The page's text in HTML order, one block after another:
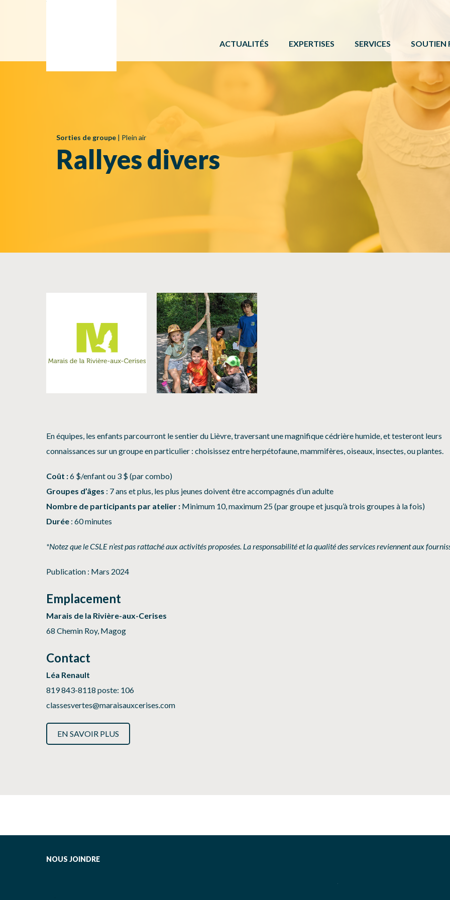
ACTUALITÉS EXPERTISES
CAMPS DE JOUR
LOISIR CULTUREL
PARCS ET ESPACES RÉCRÉATIFS
PERSONNES HANDICAPÉES
SÉCURITÉ, INTÉGRITÉ ET ÉTHIQUE
SPORT
SERVICES
FORMATIONS ET
SERVICE DE
CARTE DE SERVICES
BOÎTE À OUTILS
SOUTIEN
AUTRES
Sorties de groupe | Plein air
Rallyes divers
En équipes, les enfants parcourront le sentier du Lièvre, traversant une magnifique cédrière humide, et testeront leurs
connaissances sur un groupe en particulier : choisissez entre herpétofaune, mammifères, oiseaux, insectes, ou plantes.
Coût :6 $/enfant ou 3 $ (par combo)
Groupes d’âges : 7 ans et plus, les plus jeunes doivent être accompagnés d’un adulte
Nombre de participants par atelier : Minimum 10, maximum 25 (par groupe et jusqu’à trois groupes à la fois)
Durée : 60 minutes
*Notez que le CSLE n’est pas rattaché aux activités proposées. La responsabilité et la qualité des services reviennent aux
Publication : Mars 2024
Emplacement
Marais de la Rivière-aux-Cerises
68 Chemin Roy, Magog
Contact
Léa Renault
819 843-8118 poste: 106
classesvertes@maraisauxcerises.com
EN SAVOIR PLUS
NOUS JOINDRE